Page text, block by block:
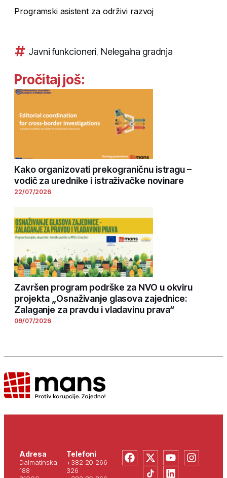
Programski asistent za održivi razvoj
Javni funkcioneri, Nelegalna gradnja
Pročitaj još:
Kako organizovati prekograničnu istragu –
vodič za urednike i istraživačke novinare
22/07/2026
Završen program podrške za NVO u okviru
projekta „Osnaživanje glasova zajednice:
Zalaganje za pravdu i vladavinu prava“
09/07/2026
Adresa
Dalmatinska
188
Telefoni
+382 20 266
326